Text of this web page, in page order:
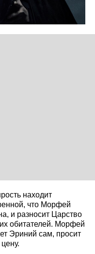
находит
что Морфей
и разносит Царство
обитателей. Морфей
Эриний сам, просит